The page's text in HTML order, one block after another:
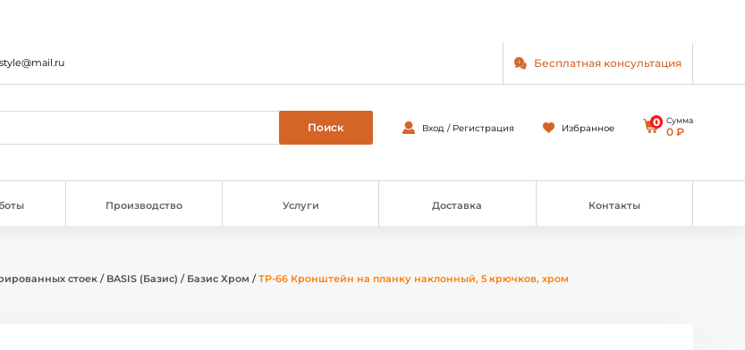
Бесплатная консультация
Вход / Регистрация Избранное 0 Сумма
0 ₽
Производство Услуги Доставка Контакты
стоек / BASIS (Базис) / Базис Хром /ТР-66 Кронштейн на планку наклонный, 5 крючков, хром